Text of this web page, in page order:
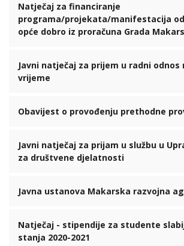
Natječaj za financiranje
programa/projekata/manifestacija
opće dobro iz proračuna Grada
Javni natječaj za prijem u radni odnos
vrijeme
Obavijest o provođenju prethodne
Javni natječaj za prijam u službu u
za društvene djelatnosti
Javna ustanova Makarska razvojna
Natječaj - stipendije za studente
stanja 2020-2021